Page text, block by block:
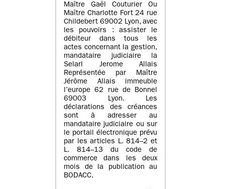
Maître Gaël Couturier Ou
Maître Charlotte Fort 24 rue
Childebert 69002 Lyon, avec
les pouvoirs : assister le
débiteur dans tous les
actes concernant la gestion,
mandataire judiciaire la
Selarl Jerome Allais
Représentée par Maître
Jérôme Allais immeuble
l’europe 62 rue de Bonnel
69003 Lyon. Les
déclarations des créances
sont à adresser au
mandataire judiciaire ou sur
le portail électronique prévu
par les articles L. 814–2 et
L. 814–13 du code de
commerce dans les deux
mois de la publication au
BODACC.